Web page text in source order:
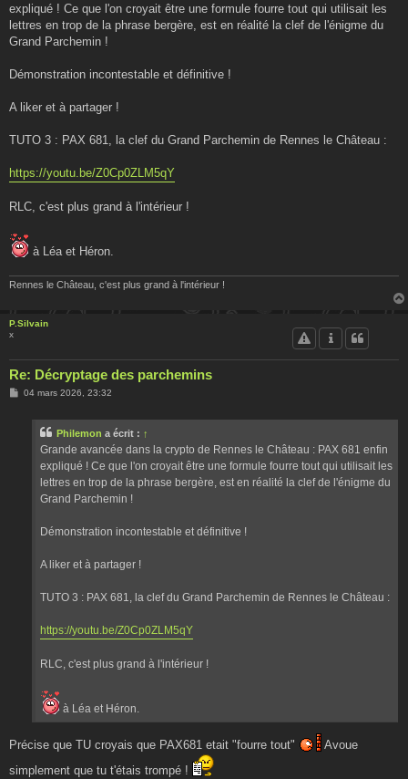
a
g
expliqué ! Ce que l'on croyait être une formule fourre tout qui utilisait les
lettres en trop de la phrase bergère, est en réalité la clef de l'énigme du
Grand Parchemin !
Démonstration incontestable et définitive !
A liker et à partager !
TUTO 3 : PAX 681, la clef du Grand Parchemin de Rennes le Château :
https://youtu.be/Z0Cp0ZLM5qY
RLC, c'est plus grand à l'intérieur !
à Léa et Héron.
Rennes le Château, c'est plus grand à l'intérieur !
P.Silvain
x
Re: Décryptage des parchemins
M04 mars 2026, 23:32
Philemon a écrit : ↑
Grande avancée dans la crypto de Rennes le Château : PAX 681 enfin
expliqué ! Ce que l'on croyait être une formule fourre tout qui utilisait les
lettres en trop de la phrase bergère, est en réalité la clef de l'énigme du
Grand Parchemin !
Démonstration incontestable et définitive !
A liker et à partager !
TUTO 3 : PAX 681, la clef du Grand Parchemin de Rennes le Château :
https://youtu.be/Z0Cp0ZLM5qY
RLC, c'est plus grand à l'intérieur !
à Léa et Héron.
Précise que TU croyais que PAX681 etait "fourre tout"
Avoue
simplement que tu t'étais trompé !